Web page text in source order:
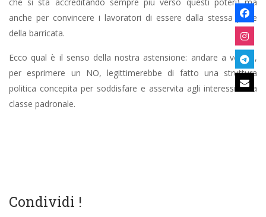
anche per convincere i lavoratori di essere dalla stessa parte
della barricata.
Ecco qual è il senso della nostra astensione: andare a votare,
per esprimere un NO, legittimerebbe di fatto una struttura
politica concepita per soddisfare e asservita agli interessi della
classe padronale.
Condividi !